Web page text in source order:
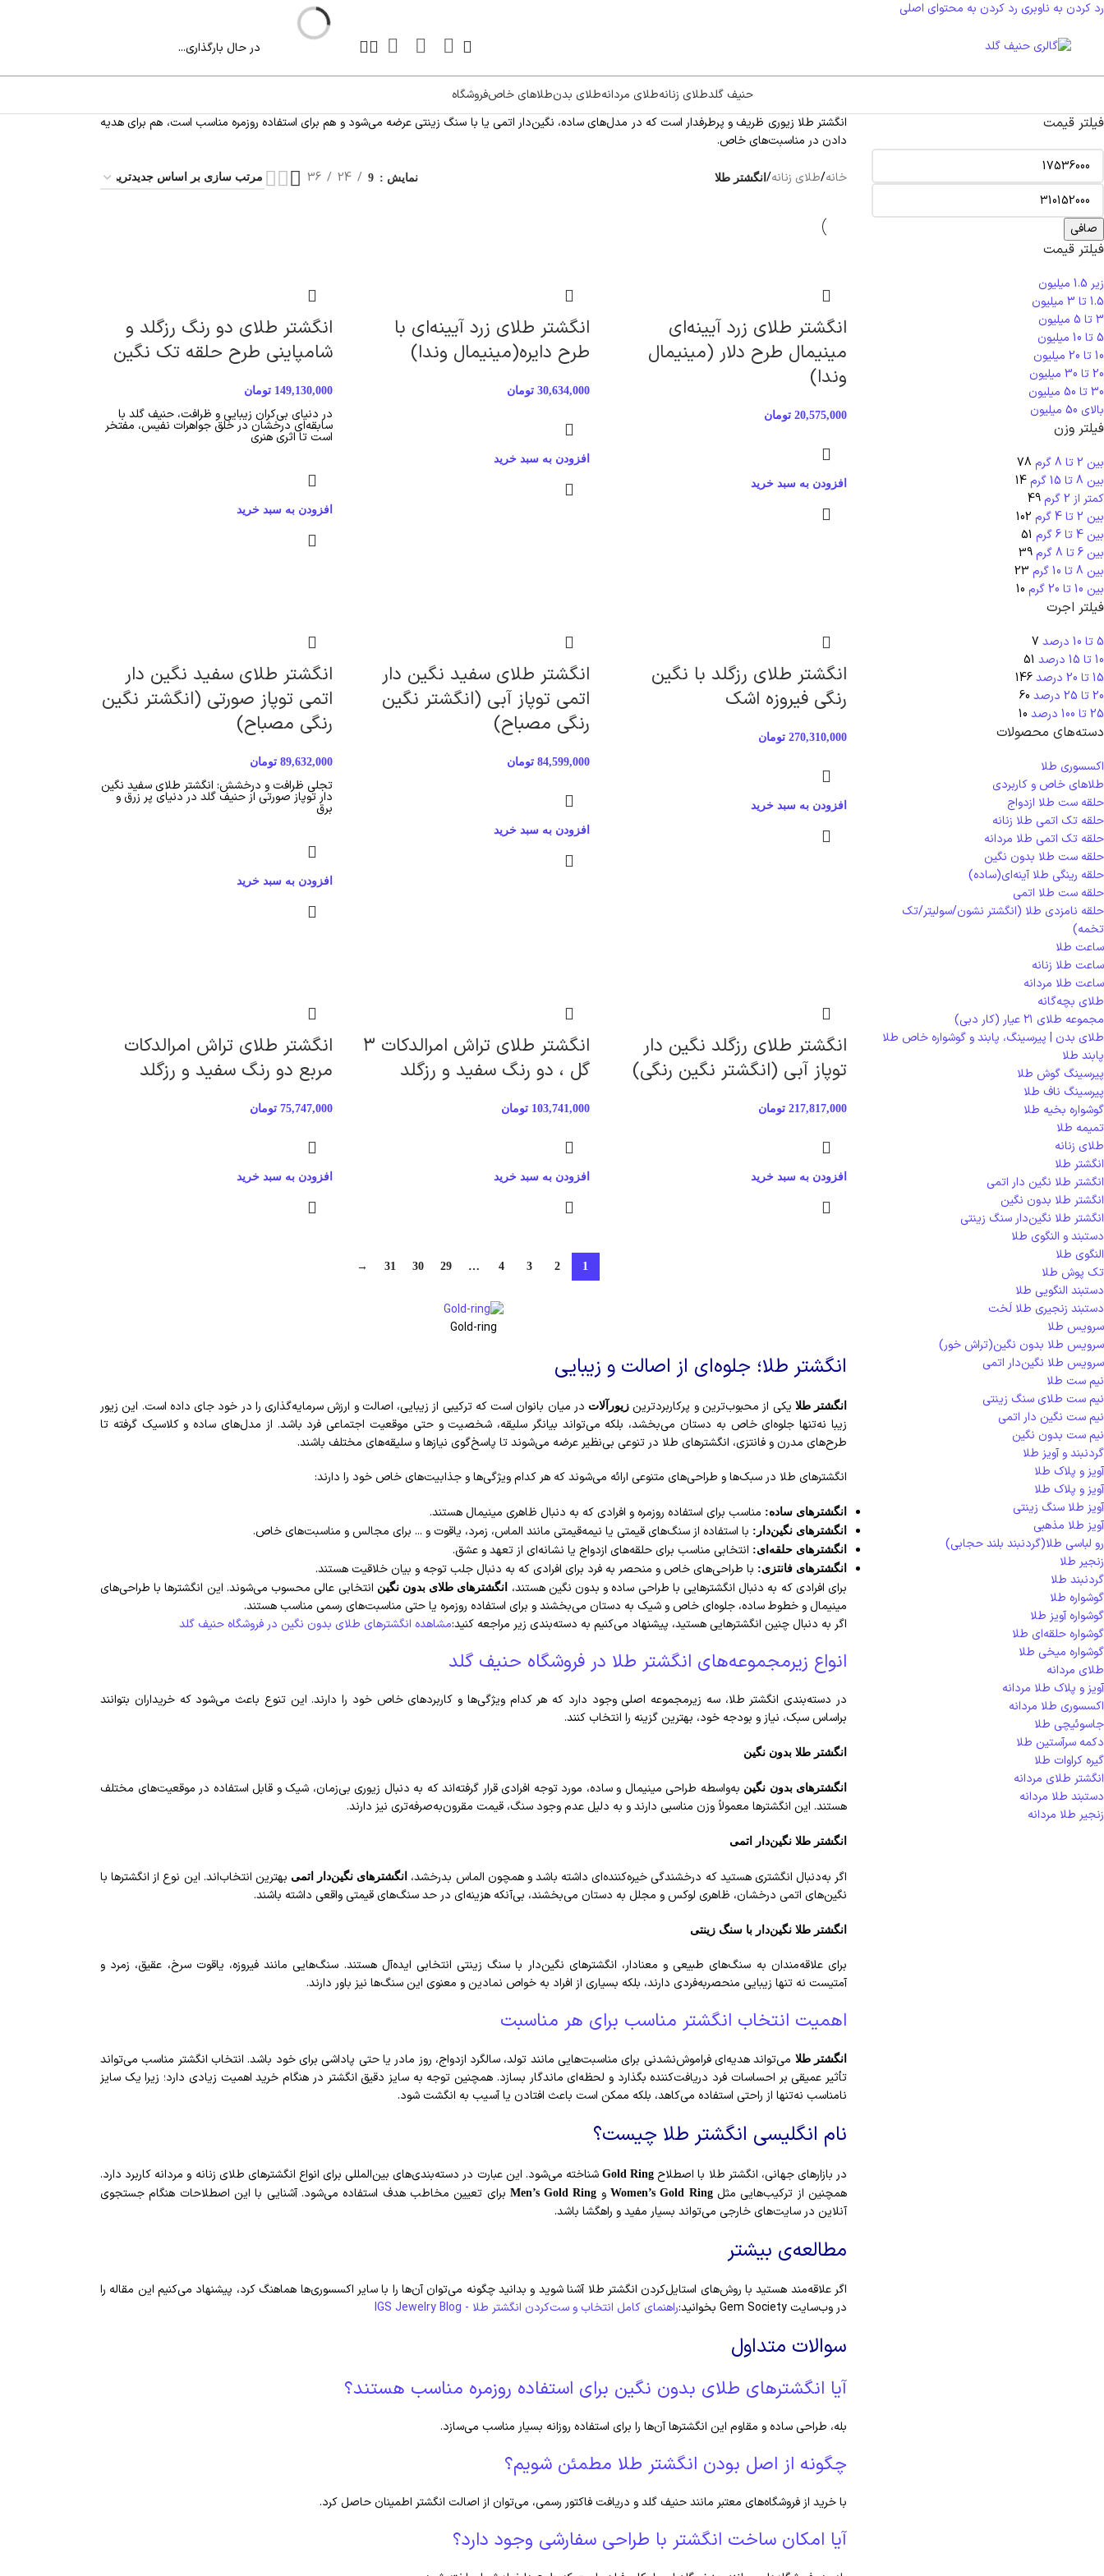
رد کردن به ناوبری رد کردن به محتوای اصلی
در حال بارگذاری...
حنیف گلدطلای زنانهطلای مردانهطلای بدنطلاهای خاصفروشگاه
فیلتر قیمت
صافی
فیلتر قیمت
زیر 1.5 میلیون
1.5 تا 3 میلیون
3 تا 5 میلیون
5 تا 10 میلیون
10 تا 20 میلیون
20 تا 30 میلیون
30 تا 50 میلیون
بالای 50 میلیون
فیلتر وزن
بین 2 تا 8 گرم
78
بین 8 تا 15 گرم
14
کمتر از 2 گرم
49
بین 2 تا 4 گرم
102
بین 4 تا 6 گرم
51
بین 6 تا 8 گرم
39
بین 8 تا 10 گرم
23
بین 10 تا 20 گرم
10
فیلتر اجرت
5 تا 10 درصد
7
10 تا 15 درصد
51
15 تا 20 درصد
146
20 تا 25 درصد
60
25 تا 100 درصد
10
دسته‌های محصولات
اکسسوری طلا
طلاهای خاص و کاربردی
حلقه ست طلا ازدواج
حلقه تک اتمی طلا زنانه
حلقه تک اتمی طلا مردانه
حلقه ست طلا بدون نگین
حلقه رینگی طلا آینه‌ای(ساده)
حلقه ست طلا اتمی
حلقه نامزدی طلا (انگشتر نشون/سولیتر/تک
تخمه)
ساعت طلا
ساعت طلا زنانه
ساعت طلا مردانه
طلای بچه‌گانه
مجموعه طلای ۲۱ عیار (کار دبی)
طلای بدن | پیرسینگ، پابند و گوشواره خاص طلا
پابند طلا
پیرسینگ گوش طلا
پیرسینگ ناف طلا
گوشواره بخیه طلا
تمیمه طلا
طلای زنانه
انگشتر طلا
انگشتر طلا نگین دار اتمی
انگشتر طلا بدون نگین
انگشتر طلا نگین‌دار سنگ زینتی
دستبند و النگوی طلا
النگوی طلا
تک پوش طلا
دستبند النگویی طلا
دستبند زنجیری طلا لَخت
سرویس طلا
سرویس طلا بدون نگین(تراش خور)
سرویس طلا نگین‌دار اتمی
نیم ست طلا
نیم ست طلای سنگ زینتی
نیم ست نگین دار اتمی
نیم ست بدون نگین
گردنبند و آویز طلا
آویز و پلاک طلا
آویز و پلاک طلا
آویز طلا سنگ زینتی
آویز طلا مذهبی
رو لباسی طلا(گردنبند بلند حجابی)
زنجیر طلا
گردنبند طلا
گوشواره طلا
گوشواره آویز طلا
گوشواره حلقه‌ای طلا
گوشواره میخی طلا
طلای مردانه
آویز و پلاک طلا مردانه
اکسسوری طلا مردانه
جاسوئیچی طلا
دکمه سرآستین طلا
گیره کراوات طلا
انگشتر طلای مردانه
دستبند طلا مردانه
زنجیر طلا مردانه
انگشتر طلا زیوری ظریف و پرطرفدار است که در مدل‌های ساده، نگین‌دار اتمی یا با سنگ زینتی عرضه می‌شود و هم برای استفاده روزمره مناسب است، هم برای هدیه‌
دادن در مناسبت‌های خاص.
خانه/طلای زنانه/انگشتر طلا نمایش 9
24
36
انگشتر طلای زرد آیینه‌ای
مینیمال طرح دلار (مینیمال
وندا)
20,575,000 تومان
افزودن به سبد خرید
انگشتر طلای زرد آیینه‌ای با
طرح دایره(مینیمال وندا)
30,634,000 تومان
افزودن به سبد خرید
انگشتر طلای دو رنگ رزگلد و
شامپاینی طرح حلقه تک نگین
149,130,000 تومان
در دنیای بی‌کران زیبایی و ظرافت، حنیف گلد با
سابقه‌ای درخشان در خلق جواهرات نفیس، مفتخر
است تا اثری هنری
افزودن به سبد خرید
انگشتر طلای رزگلد با نگین
رنگی فیروزه اشک
270,310,000 تومان
افزودن به سبد خرید
انگشتر طلای سفید نگین دار
اتمی توپاز آبی (انگشتر نگین
رنگی مصباح)
84,599,000 تومان
افزودن به سبد خرید
انگشتر طلای سفید نگین دار
اتمی توپاز صورتی (انگشتر نگین
رنگی مصباح)
89,632,000 تومان
تجلی ظرافت و درخشش: انگشتر طلای سفید نگین
دار توپاز صورتی از حنیف گلد در دنیای پر زرق و
برق
افزودن به سبد خرید
انگشتر طلای رزگلد نگین دار
توپاز آبی (انگشتر نگین رنگی)
217,817,000 تومان
افزودن به سبد خرید
انگشتر طلای تراش امرالدکات ۳
گل ، دو رنگ سفید و رزگلد
103,741,000 تومان
افزودن به سبد خرید
انگشتر طلای تراش امرالد‌کات
مربع دو رنگ سفید و رزگلد
75,747,000 تومان
افزودن به سبد خرید
1
2
3
4
…
29
30
31
→
Gold-ring
انگشتر طلا؛ جلوه‌ای از اصالت و زیبایی
انگشتر طلا یکی از محبوب‌ترین و پرکاربردترین زیورآلات در میان بانوان است که ترکیبی از زیبایی، اصالت و ارزش سرمایه‌گذاری را در خود جای داده است. این زیور
زیبا نه‌تنها جلوه‌ای خاص به دستان می‌بخشد، بلکه می‌تواند بیانگر سلیقه، شخصیت و حتی موقعیت اجتماعی فرد باشد. از مدل‌های ساده و کلاسیک گرفته تا
طرح‌های مدرن و فانتزی، انگشترهای طلا در تنوعی بی‌نظیر عرضه می‌شوند تا پاسخ‌گوی نیازها و سلیقه‌های مختلف باشند.
انگشترهای طلا در سبک‌ها و طراحی‌های متنوعی ارائه می‌شوند که هر کدام ویژگی‌ها و جذابیت‌های خاص خود را دارند:
انگشترهای ساده: مناسب برای استفاده روزمره و افرادی که به دنبال ظاهری مینیمال هستند.
انگشترهای نگین‌دار: با استفاده از سنگ‌های قیمتی یا نیمه‌قیمتی مانند الماس، زمرد، یاقوت و ... برای مجالس و مناسبت‌های خاص.
انگشترهای حلقه‌ای: انتخابی مناسب برای حلقه‌های ازدواج یا نشانه‌ای از تعهد و عشق.
انگشترهای فانتزی: با طراحی‌های خاص و منحصر به فرد برای افرادی که به دنبال جلب توجه و بیان خلاقیت هستند.
برای افرادی که به دنبال انگشترهایی با طراحی ساده و بدون نگین هستند،
انگشترهای طلای بدون نگین انتخابی عالی محسوب می‌شوند. این انگشترها با طراحی‌های
مینیمال و خطوط ساده، جلوه‌ای خاص و شیک به دستان می‌بخشند و برای استفاده روزمره یا حتی مناسبت‌های رسمی مناسب هستند.
اگر به دنبال چنین انگشترهایی هستید، پیشنهاد می‌کنیم به دسته‌بندی زیر مراجعه کنید:مشاهده انگشترهای طلای بدون نگین در فروشگاه حنیف گلد
انواع زیرمجموعه‌های انگشتر طلا در فروشگاه حنیف گلد
در دسته‌بندی انگشتر طلا، سه زیرمجموعه اصلی وجود دارد که هر کدام ویژگی‌ها و کاربردهای خاص خود را دارند. این تنوع باعث می‌شود که خریداران بتوانند
براساس سبک، نیاز و بودجه خود، بهترین گزینه را انتخاب کنند.
انگشتر طلا بدون نگین
انگشترهای بدون نگین به‌واسطه طراحی مینیمال و ساده، مورد توجه افرادی قرار گرفته‌اند که به دنبال زیوری بی‌زمان، شیک و قابل استفاده در موقعیت‌های مختلف
هستند. این انگشترها معمولاً وزن مناسبی دارند و به دلیل عدم وجود سنگ، قیمت مقرون‌به‌صرفه‌تری نیز دارند.
انگشتر طلا نگین‌دار اتمی
اگر به‌دنبال انگشتری هستید که درخشندگی خیره‌کننده‌ای داشته باشد و همچون الماس بدرخشد، انگشترهای نگین‌دار اتمی بهترین انتخاب‌اند. این نوع از انگشترها با
نگین‌های اتمی درخشان، ظاهری لوکس و مجلل به دستان می‌بخشند، بی‌آنکه هزینه‌ای در حد سنگ‌های قیمتی واقعی داشته باشند.
انگشتر طلا نگین‌دار با سنگ زینتی
برای علاقه‌مندان به سنگ‌های طبیعی و معنادار، انگشترهای نگین‌دار با سنگ زینتی انتخابی ایده‌آل هستند. سنگ‌هایی مانند فیروزه، یاقوت سرخ، عقیق، زمرد و
آمتیست نه تنها زیبایی منحصربه‌فردی دارند، بلکه بسیاری از افراد به خواص نمادین و معنوی این سنگ‌ها نیز باور دارند.
اهمیت انتخاب انگشتر مناسب برای هر مناسبت
انگشتر طلا می‌تواند هدیه‌ای فراموش‌نشدنی برای مناسبت‌هایی مانند تولد، سالگرد ازدواج، روز مادر یا حتی پاداشی برای خود باشد. انتخاب انگشتر مناسب می‌تواند
تأثیر عمیقی بر احساسات فرد دریافت‌کننده بگذارد و لحظه‌ای ماندگار بسازد. همچنین توجه به سایز دقیق انگشتر در هنگام خرید اهمیت زیادی دارد؛ زیرا یک سایز
نامناسب نه‌تنها از راحتی استفاده می‌کاهد، بلکه ممکن است باعث افتادن یا آسیب به انگشت شود.
نام انگلیسی انگشتر طلا چیست؟
در بازارهای جهانی، انگشتر طلا با اصطلاح Gold Ringشناخته می‌شود. این عبارت در دسته‌بندی‌های بین‌المللی برای انواع انگشترهای طلای زنانه و مردانه کاربرد دارد.
همچنین از ترکیب‌هایی مثلWomen’s Gold Ringو Men’s Gold Ring برای تعیین مخاطب هدف استفاده می‌شود. آشنایی با این اصطلاحات هنگام جستجوی
آنلاین در سایت‌های خارجی می‌تواند بسیار مفید و راهگشا باشد.
مطالعه‌ی بیشتر
اگر علاقه‌مند هستید با روش‌های استایل‌کردن انگشتر طلا آشنا شوید و بدانید چگونه می‌توان آن‌ها را با سایر اکسسوری‌ها هماهنگ کرد، پیشنهاد می‌کنیم این مقاله را
در وب‌سایت Gem Society بخوانید:
راهنمای کامل انتخاب و ست‌کردن انگشتر طلا - IGS Jewelry Blog
سوالات متداول
آیا انگشترهای طلای بدون نگین برای استفاده روزمره مناسب هستند؟
بله، طراحی ساده و مقاوم این انگشترها آن‌ها را برای استفاده روزانه بسیار مناسب می‌سازد.
چگونه از اصل بودن انگشتر طلا مطمئن شویم؟
با خرید از فروشگاه‌های معتبر مانند حنیف گلد و دریافت فاکتور رسمی، می‌توان از اصالت انگشتر اطمینان حاصل کرد.
آیا امکان ساخت انگشتر با طراحی سفارشی وجود دارد؟